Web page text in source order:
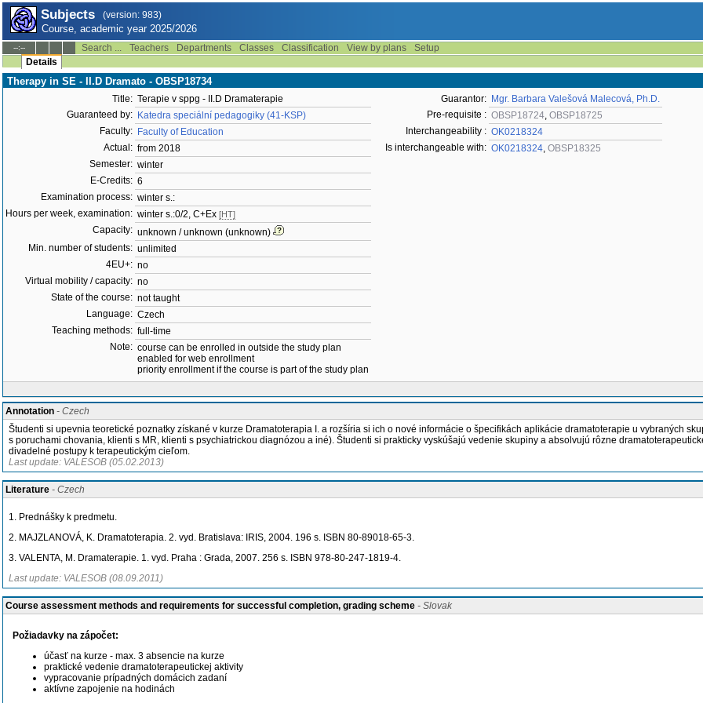
Subjects (version: 983)
Course, academic year 2025/2026
--:-- Search ... Teachers Departments Classes Classification View by plans
Setup
Details
Therapy in SE - II.D Dramato - OBSP18734
Title: Terapie v sppg - II.D Dramaterapie
Guaranteed by: Katedra speciální pedagogiky (41-KSP)
Faculty: Faculty of Education
Actual: from 2018
Semester: winter
E-Credits: 6
Examination process: winter s.:
Hours per week, examination: winter s.:0/2, C+Ex [HT]
Capacity: unknown / unknown (unknown)
Min. number of students: unlimited
4EU+: no
Virtual mobility / capacity: no
State of the course: not taught
Language: Czech
Teaching methods: full-time
Note: course can be enrolled in outside the study plan
enabled for web enrollment
priority enrollment if the course is part of the study plan
Guarantor: Mgr. Barbara Valešová Malecová, Ph.D.
Pre-requisite : OBSP18724, OBSP18725
Interchangeability : OK0218324
Is interchangeable with: OK0218324, OBSP18325
Annotation - Czech
Študenti si upevnia teoretické poznatky získané v kurze Dramatoterapia I. a rozšíria si ich o nové informácie o špecifikách aplikácie dramatoterapie u vybraných
s poruchami chovania, klienti s MR, klienti s psychiatrickou diagnózou a iné). Študenti si prakticky vyskúšajú vedenie skupiny a absolvujú rôzne
divadelné postupy k terapeutickým cieľom.
Last update: VALESOB (05.02.2013)
Literature - Czech
1. Prednášky k predmetu.
2. MAJZLANOVÁ, K. Dramatoterapia. 2. vyd. Bratislava: IRIS, 2004. 196 s. ISBN 80-89018-65-3.
3. VALENTA, M. Dramaterapie. 1. vyd. Praha : Grada, 2007. 256 s. ISBN 978-80-247-1819-4.
Last update: VALESOB (08.09.2011)
Course assessment methods and requirements for successful completion, grading scheme - Slovak
Požiadavky na zápočet:
účasť na kurze - max. 3 absencie na kurze
praktické vedenie dramatoterapeutickej aktivity
vypracovanie prípadných domácich zadaní
aktívne zapojenie na hodinách